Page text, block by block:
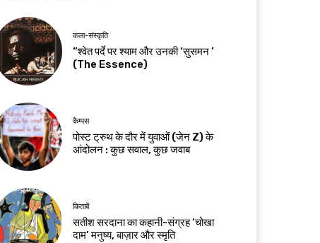
कला-संस्कृति
“श्वेत पर्दे पर श्याम और उनकी ‘सुसमन ’
(The Essence)
कैम्पस
पोस्ट ट्रुथ के दौर में युवाओं (जेन Z) के
आंदोलन : कुछ सवाल, कुछ जवाब
किताबें
सतीश सरदाना का कहानी-संग्रह ‘चोखा
दाम’ मनुष्य, बाज़ार और स्मृति